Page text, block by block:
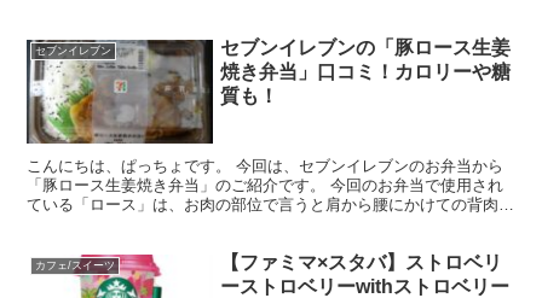
セブンイレブン
セブンイレブンの「豚ロース生姜
焼き弁当」口コミ！カロリーや糖
質も！
こんにちは、ぱっちょです。 今回は、セブンイレブンのお弁当から
「豚ロース生姜焼き弁当」のご紹介です。 今回のお弁当で使用され
ている「ロース」は、お肉の部位で言うと肩から腰にかけての背肉を
カフェ/スイーツ
【ファミマ×スタバ】ストロベリ
ーストロベリーwithストロベリー